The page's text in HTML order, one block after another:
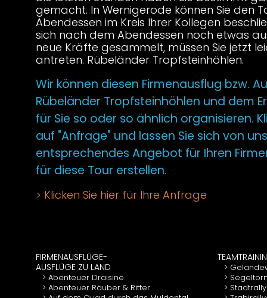
gemacht. In Wernigerode können Sie den
Abendessen im Kreis Ihrer Kollegen
sich nach dem Abendessen noch etwas
neue Kräfte gesammelt, müssen Sie jetzt
antreten. Rübeländer Tropfsteinhöhlen.
Wir können diesen Firmenausflug bzw.
Rübeländer Tropfsteinhöhlen und dem
für Sie so oder so ähnlich organisieren.
auf "Anfrage" und lassen Sie sich von
entsprechendes Angebot für Ihren
für diese Tour erstellen.
Klicken Sie hier für Ihre Anfrage
FIRMENAUSFLÜGE-
AUSFLÜGE ZU LAND
Abenteuer Draisine
Abenteuer Räuber & Ritter